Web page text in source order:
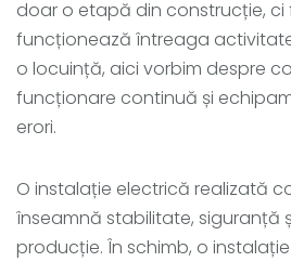
doar o etapă din construcție,
funcționează întreaga
o locuință, aici vorbim despre
funcționare continuă și
erori.
O instalație electrică realizată
înseamnă stabilitate, siguranță
producție. În schimb, o